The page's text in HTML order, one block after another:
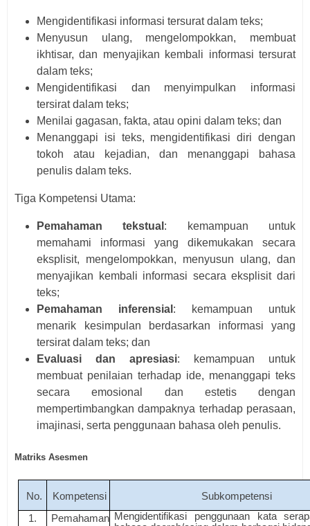
Mengidentifikasi informasi tersurat dalam teks;
Menyusun ulang, mengelompokkan, membuat
ikhtisar, dan menyajikan kembali informasi tersurat
dalam teks;
Mengidentifikasi dan menyimpulkan informasi
tersirat dalam teks;
Menilai gagasan, fakta, atau opini dalam teks; dan
Menanggapi isi teks, mengidentifikasi diri dengan
tokoh atau kejadian, dan menanggapi bahasa
penulis dalam teks.
Tiga Kompetensi Utama:
Pemahaman tekstual : kemampuan untuk
memahami informasi yang dikemukakan secara
eksplisit, mengelompokkan, menyusun ulang, dan
menyajikan kembali informasi secara eksplisit dari
teks;
Pemahaman inferensial : kemampuan untuk
menarik kesimpulan berdasarkan informasi yang
tersirat dalam teks; dan
Evaluasi dan apresiasi: kemampuan untuk
membuat penilaian terhadap ide, menanggapi teks
secara emosional dan estetis dengan
mempertimbangkan dampaknya terhadap perasaan,
imajinasi, serta penggunaan bahasa oleh penulis.
Matriks Asesmen
No. Kompetensi Subkompetensi
1.
Pemahaman Mengidentifikasi penggunaan kata serap